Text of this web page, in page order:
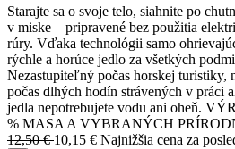
Starajte sa o svoje telo, siahnite po
v miske – pripravené bez použitia
rúry. Vďaka technológii samo
rýchle a horúce jedlo za všetkých
Nezastupiteľný počas horskej turistiky,
počas dlhých hodín strávených v práci
jedla nepotrebujete vodu ani oheň.
% MASA A VYBRANÝCH
12,50 €10,15 € Najnižšia cena za